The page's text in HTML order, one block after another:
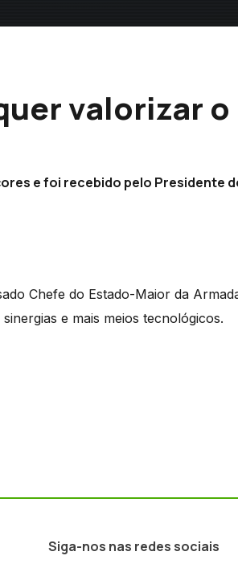
valorizar o
e foi recebido pelo Presidente
Chefe do Estado-Maior da
e mais meios tecnológicos.
Siga-nos nas redes sociais